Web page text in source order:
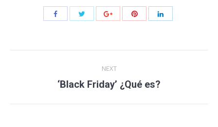
navigation
NEXT
Next
‘Black Friday’ ¿Qué es?